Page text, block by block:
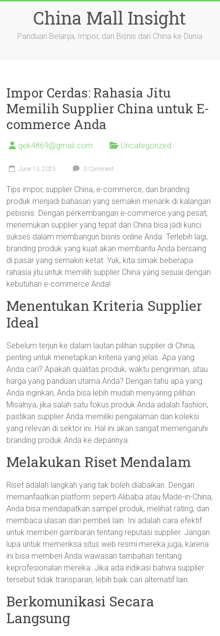
China Mall Insight
Panduan Belanja, Impor, dan Bisnis dari China ke Dunia
Impor Cerdas: Rahasia Jitu
Memilih Supplier China untuk E-
commerce Anda
gek4869@gmail.com Uncategorized
June 13, 2025 0 Comment
Tips impor, supplier China, e-commerce, dan branding
produk menjadi bahasan yang semakin menarik di kalangan
pebisnis. Dengan perkembangan e-commerce yang pesat,
menemukan supplier yang tepat dari China bisa jadi kunci
sukses dalam membangun bisnis online Anda. Terlebih lagi,
branding produk yang kuat akan membantu Anda bersaing
di pasar yang semakin ketat. Yuk, kita simak beberapa
rahasia jitu untuk memilih supplier China yang sesuai dengan
kebutuhan e-commerce Anda!
Menentukan Kriteria Supplier
Ideal
Sebelum terjun ke dalam lautan pilihan supplier di China,
penting untuk menetapkan kriteria yang jelas. Apa yang
Anda cari? Apakah qualitas produk, waktu pengiriman, atau
harga yang panduan utama Anda? Dengan tahu apa yang
Anda inginkan, Anda bisa lebih mudah menyaring pilihan.
Misalnya, jika salah satu fokus produk Anda adalah fashion,
pastikan supplier Anda memiliki pengalaman dan koleksi
yang relevan di sektor ini. Hal ini akan sangat memengaruhi
branding produk Anda ke depannya.
Melakukan Riset Mendalam
Riset adalah langkah yang tak boleh diabaikan. Dengan
memanfaatkan platform seperti Alibaba atau Made-in-China,
Anda bisa mendapatkan sampel produk, melihat rating, dan
membaca ulasan dari pembeli lain. Ini adalah cara efektif
untuk memberi gambaran tentang reputasi supplier. Jangan
lupa untuk memeriksa situs web resmi mereka juga, karena
ini bisa memberi Anda wawasan tambahan tentang
keprofesionalan mereka. Jika ada indikasi bahwa supplier
tersebut tidak transparan, lebih baik cari alternatif lain.
Berkomunikasi Secara
Langsung